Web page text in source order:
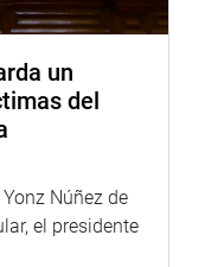
un
del
Núñez de
el presidente